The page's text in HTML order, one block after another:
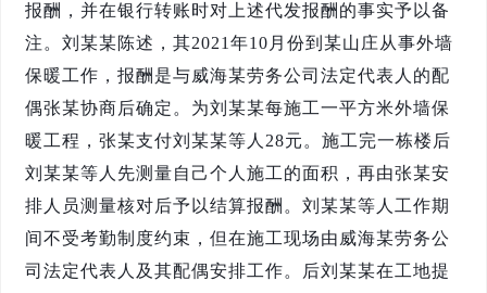
报酬，并在银行转账时对上述代发报酬的事实予以备
注。刘某某陈述，其2021 年10 月份到某山庄从事外墙
保暖工作，报酬是与威海某劳务公司法定代表人的配
偶张某协商后确定。为刘某某每施工一平方米外墙保
暖工程，张某支付刘某某等人 28元。施工完一栋楼后
刘某某等人先测量自己个人施工的面积，再由张某安
排人员测量核对后予以结算报酬。刘某某等人工作期
间不受考勤制度约束，但在施工现场由威海某劳务公
司法定代表人及其配偶安排工作。后刘某某在工地提